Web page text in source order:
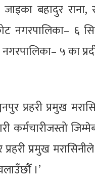
बहादुर राना,
नगरपालिका– ६
५ का
प्रहरी प्रमुख
प्रमुख मरासिनीले
।’